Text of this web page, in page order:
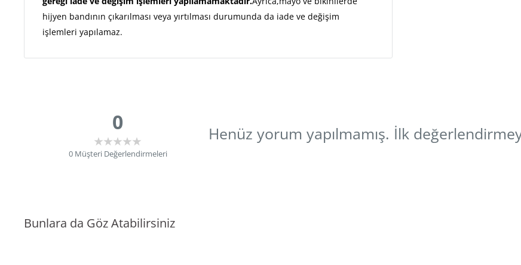
hijyen bandının çıkarılması veya yırtılması durumunda da iade ve değişim
işlemleri yapılamaz.
0
0 Müşteri Değerlendirmeleri
Henüz yorum yapılmamış. İlk
Bunlara da Göz Atabilirsiniz